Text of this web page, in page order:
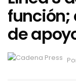
función;
de